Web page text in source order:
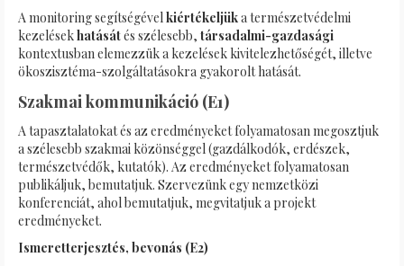
A monitoring segítségévelkiértékeljüka természetvédelmi
kezelésekhatásátés szélesebb, társadalmi-gazdasági
kontextusban elemezzük a kezelések kivitelezhetőségét, illetve
ökoszisztéma-szolgáltatásokra gyakorolt hatását.
Szakmai kommunikáció (E1)
A tapasztalatokat és az eredményeket folyamatosan megosztjuk
a szélesebb szakmai közönséggel (gazdálkodók, erdészek,
természetvédők, kutatók). Az eredményeket folyamatosan
publikáljuk, bemutatjuk. Szervezünk egy nemzetközi
konferenciát, ahol bemutatjuk, megvitatjuk a projekt
eredményeket.
Ismeretterjesztés, bevonás (E2)